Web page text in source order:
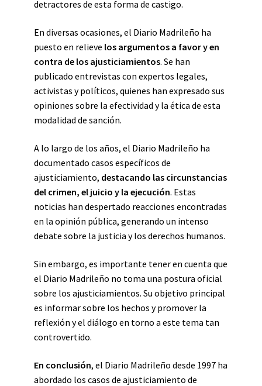
detractores de esta forma de castigo.
En diversas ocasiones, el Diario Madrileño ha
puesto en relieve los argumentos a favor y en
contra de los ajusticiamientos. Se han
publicado entrevistas con expertos legales,
activistas y políticos, quienes han expresado sus
opiniones sobre la efectividad y la ética de esta
modalidad de sanción.
A lo largo de los años, el Diario Madrileño ha
documentado casos específicos de
ajusticiamiento, destacando las circunstancias
del crimen, el juicio y la ejecución. Estas
noticias han despertado reacciones encontradas
en la opinión pública, generando un intenso
debate sobre la justicia y los derechos humanos.
Sin embargo, es importante tener en cuenta que
el Diario Madrileño no toma una postura oficial
sobre los ajusticiamientos. Su objetivo principal
es informar sobre los hechos y promover la
reflexión y el diálogo en torno a este tema tan
controvertido.
En conclusión, el Diario Madrileño desde 1997 ha
abordado los casos de ajusticiamiento de